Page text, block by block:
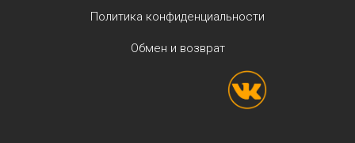
Политика конфиденциальности
Обмен и возврат